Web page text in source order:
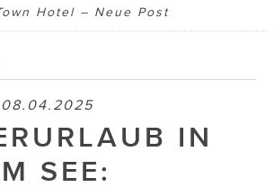
Art
Hotel – Neue Post
IN
SEE: